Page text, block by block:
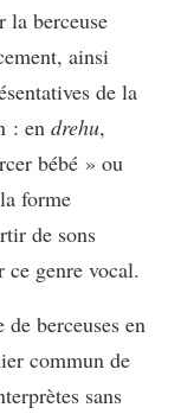
la berceuse
ainsi
de la
: en drehu,
bébé » ou
forme
de sons
ce genre vocal.
berceuses en
commun de
sans